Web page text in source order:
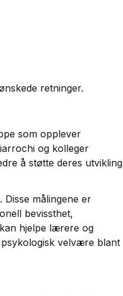
retninger.
som opplever
og kolleger
å støtte deres utvikling
målingene er
bevissthet,
hjelpe lærere og
velvære blant